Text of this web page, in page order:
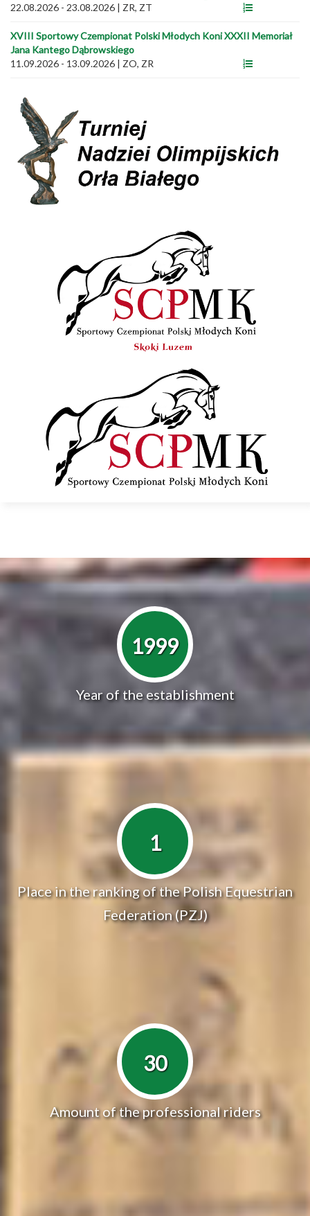
22.08.2026 - 23.08.2026 | ZR, ZT
XVIII Sportowy Czempionat Polski Młodych Koni XXXII Memoriał
Jana Kantego Dąbrowskiego
11.09.2026 - 13.09.2026 | ZO, ZR
1999
Year of the establishment
1
Place in the ranking of the Polish Equestrian
Federation (PZJ)
30
Amount of the professional riders